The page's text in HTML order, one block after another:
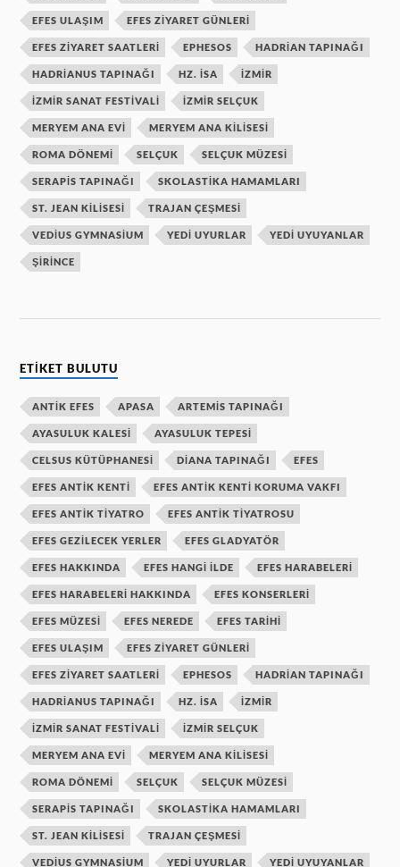
EFES ULAŞIM EFES ZIYARET GÜNLERI
EFES ZIYARET SAATLERI EPHESOS HADRIAN TAPINAĞI
HADRIANUS TAPINAĞI HZ. ISA IZMIR
IZMIR SANAT FESTIVALI IZMIR SELÇUK
MERYEM ANA EVI MERYEM ANA KILISESI
ROMA DÖNEMI SELÇUK SELÇUK MÜZESI
SERAPIS TAPINAĞI SKOLASTIKA HAMAMLARI
ST. JEAN KILISESI TRAJAN ÇEŞMESI
VEDIUS GYMNASIUM YEDI UYURLAR YEDI UYUYANLAR
ŞIRINCE
ETIKET BULUTU
ANTIK EFES APASA ARTEMIS TAPINAĞI
AYASULUK KALESI AYASULUK TEPESI
CELSUS KÜTÜPHANESI DIANA TAPINAĞI EFES
EFES ANTIK KENTI EFES ANTIK KENTI KORUMA VAKFI
EFES ANTIK TIYATRO EFES ANTIK TIYATROSU
EFES GEZILECEK YERLER EFES GLADYATÖR
EFES HAKKINDA EFES HANGI ILDE EFES HARABELERI
EFES HARABELERI HAKKINDA EFES KONSERLERI
EFES MÜZESI EFES NEREDE EFES TARIHI
EFES ULAŞIM EFES ZIYARET GÜNLERI
EFES ZIYARET SAATLERI EPHESOS HADRIAN TAPINAĞI
HADRIANUS TAPINAĞI HZ. ISA IZMIR
IZMIR SANAT FESTIVALI IZMIR SELÇUK
MERYEM ANA EVI MERYEM ANA KILISESI
ROMA DÖNEMI SELÇUK SELÇUK MÜZESI
SERAPIS TAPINAĞI SKOLASTIKA HAMAMLARI
ST. JEAN KILISESI TRAJAN ÇEŞMESI
VEDIUS GYMNASIUM YEDI UYURLAR YEDI UYUYANLAR